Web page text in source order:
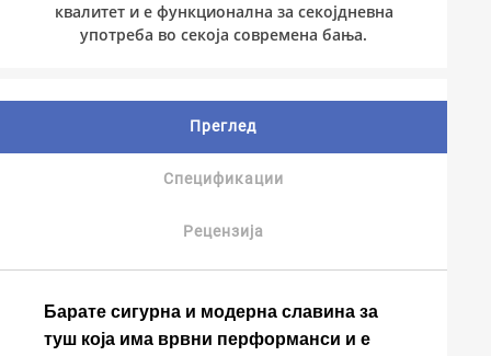
квалитет и е функционална за секојдневна
употреба во секоја современа бања.
Преглед
Спецификации
Рецензија
Барате сигурна и модерна славина за
туш која има врвни перформанси и е